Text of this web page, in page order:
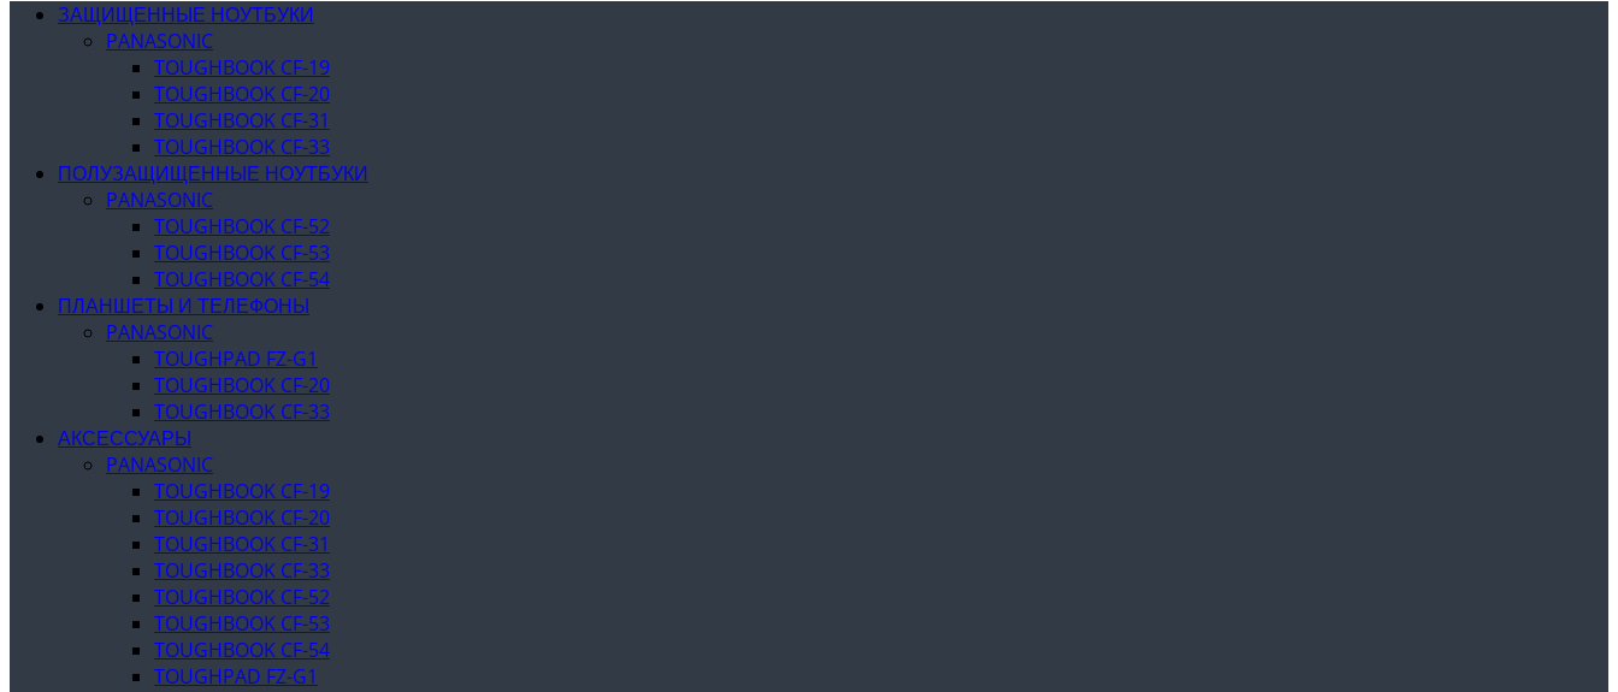
ЗАЩИЩЕННЫЕ НОУТБУКИ
PANASONIC
TOUGHBOOK CF-19
TOUGHBOOK CF-20
TOUGHBOOK CF-31
TOUGHBOOK CF-33
ПОЛУЗАЩИЩЕННЫЕ НОУТБУКИ
PANASONIC
TOUGHBOOK CF-52
TOUGHBOOK CF-53
TOUGHBOOK CF-54
ПЛАНШЕТЫ И ТЕЛЕФОНЫ
PANASONIC
TOUGHPAD FZ-G1
TOUGHBOOK CF-20
TOUGHBOOK CF-33
АКСЕССУАРЫ
PANASONIC
TOUGHBOOK CF-19
TOUGHBOOK CF-20
TOUGHBOOK CF-31
TOUGHBOOK CF-33
TOUGHBOOK CF-52
TOUGHBOOK CF-53
TOUGHBOOK CF-54
TOUGHPAD FZ-G1